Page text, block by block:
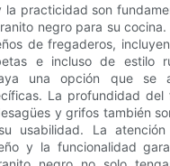
la practicidad son
negro para su
de fregaderos,
e incluso de estilo
una opción que se
La profundidad
y grifos también
usabilidad. La
y la funcionalidad